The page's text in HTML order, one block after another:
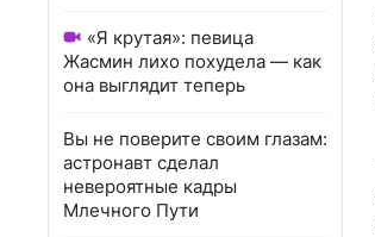
«Я крутая»: певица
Жасмин лихо похудела — как
она выглядит теперь
Вы не поверите своим глазам:
астронавт сделал
невероятные кадры
Млечного Пути